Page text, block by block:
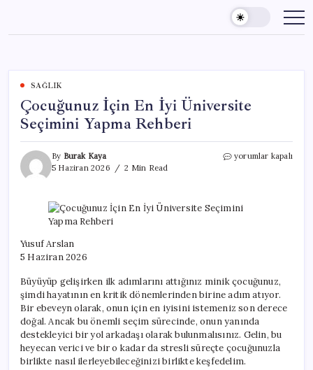
content
SAĞLIK
Çocuğunuz İçin En İyi Üniversite
Seçimini Yapma Rehberi
By Burak Kaya
5 Haziran 2026
2 Min Read
Çocuğunuz
Üniversite
Seçimini
yorumlar kapalı
Yusuf Arslan
5 Haziran 2026
Büyüyüp gelişirken ilk adımlarını attığınız minik çocuğunuz,
şimdi hayatının en kritik dönemlerinden birine adım atıyor.
Bir ebeveyn olarak, onun için en iyisini istemeniz son derece
doğal. Ancak bu önemli seçim sürecinde, onun yanında
destekleyici bir yol arkadaşı olarak bulunmalısınız. Gelin, bu
heyecan verici ve bir o kadar da stresli süreçte çocuğunuzla
birlikte nasıl ilerleyebileceğinizi birlikte keşfedelim.